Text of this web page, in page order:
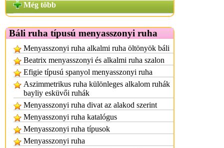
Még több
Báli ruha típusú menyasszonyi ruha
Menyasszonyi ruha alkalmi ruha öltönyök báli
Beatrix menyasszonyi és alkalmi ruha szalon
Efigie típusú spanyol menyasszonyi ruha
Aszimmetrikus ruha különleges alkalom ruhák
bayliy esküvői ruhák
Menyasszonyi ruha divat az alakod szerint
Menyasszonyi ruha katalógus
Menyasszonyi ruha típusok
Menyasszonyi ruha